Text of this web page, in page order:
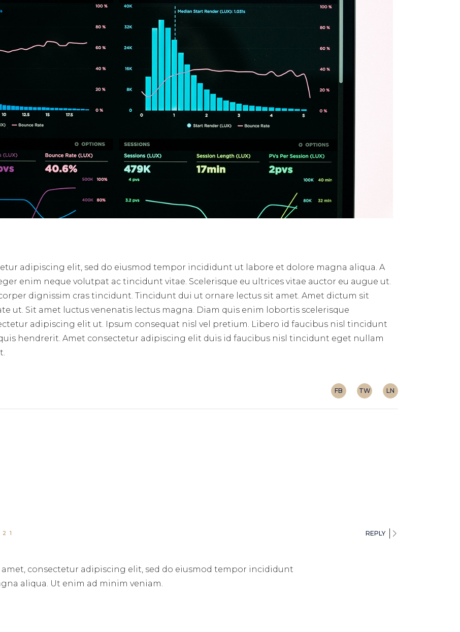
adipiscing elit, sed do eiusmod tempor incididunt ut labore et dolore magna aliqua. A
enim neque volutpat ac tincidunt vitae. Scelerisque eu ultrices vitae auctor eu augue ut.
dignissim cras tincidunt. Tincidunt dui ut ornare lectus sit amet. Amet dictum sit
ut. Sit amet luctus venenatis lectus magna. Diam quis enim lobortis scelerisque
adipiscing elit ut. Ipsum consequat nisl vel pretium. Libero id faucibus nisl tincidunt
hendrerit. Amet consectetur adipiscing elit duis id faucibus nisl tincidunt eget nullam
FB TW LN
REPLY
consectetur adipiscing elit, sed do eiusmod tempor incididunt
aliqua. Ut enim ad minim veniam.